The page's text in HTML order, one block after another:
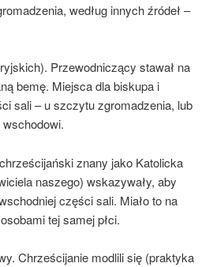
według innych źródeł –
Przewodniczący stawał na
bemę. Miejsca dla biskupa i
sali – u szczytu zgromadzenia, lub
znany jako Katolicka
naszego) wskazywały, aby
części sali. Miało to na
tej samej płci.
Chrześcijanie modlili się (praktyka